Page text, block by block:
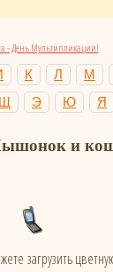
- День Мультипликации!
К Л М
Щ Э Ю Я
и
загрузить